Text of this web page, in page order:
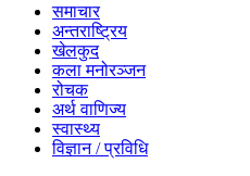
समाचार
अन्तराष्ट्रिय
खेलकुद
कला मनोरञ्जन
रोचक
अर्थ वाणिज्य
स्वास्थ्य
विज्ञान / प्रविधि